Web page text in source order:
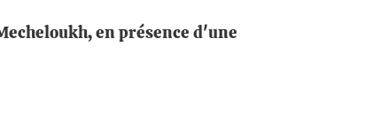
en présence d'une